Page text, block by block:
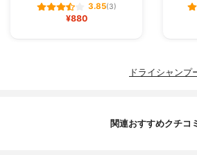
3.85(3)
¥880
ドライシャンプ
関連おすすめクチコ